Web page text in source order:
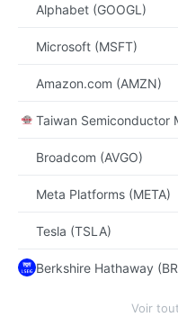
Alphabet (GOOGL)
Microsoft (MSFT)
Amazon.com (AMZN)
Taiwan Semiconductor
Broadcom (AVGO)
Meta Platforms (META)
Tesla (TSLA)
Berkshire Hathaway
Voir